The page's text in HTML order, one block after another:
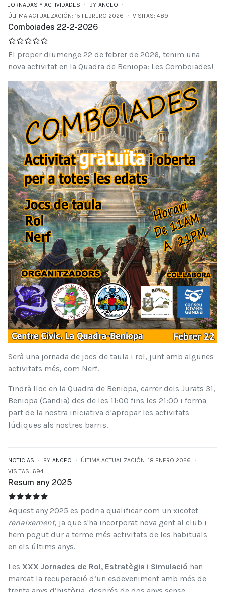
JORNADAS Y ACTIVIDADES BY ANCEO
ÚLTIMA ACTUALIZACIÓN: 15 FEBRERO 2026
VISITAS: 489
Comboiades 22-2-2026
El proper diumenge 22 de febrer de 2026, tenim una
nova activitat en la Quadra de Beniopa: Les Comboiades!
Serà una jornada de jocs de taula i rol, junt amb algunes
activitats més, com Nerf.
Tindrà lloc en la Quadra de Beniopa, carrer dels Jurats 31,
Beniopa (Gandia) des de les 11:00 fins les 21:00 i forma
part de la nostra iniciativa d'apropar les activitats
lúdiques als nostres barris.
NOTICIAS BY ANCEO
ÚLTIMA ACTUALIZACIÓN: 18 ENERO 2026
VISITAS: 694
Resum any 2025
RESUM ANY 2025
Aquest any 2025 es podria qualificar com un xicotet
renaixement, ja que s'ha incorporat nova gent al club i
hem pogut dur a terme més activitats de les habituals
en els últims anys.
Les XXX Jornades de Rol, Estratègia i Simulació han
marcat la recuperació d’un esdeveniment amb més de